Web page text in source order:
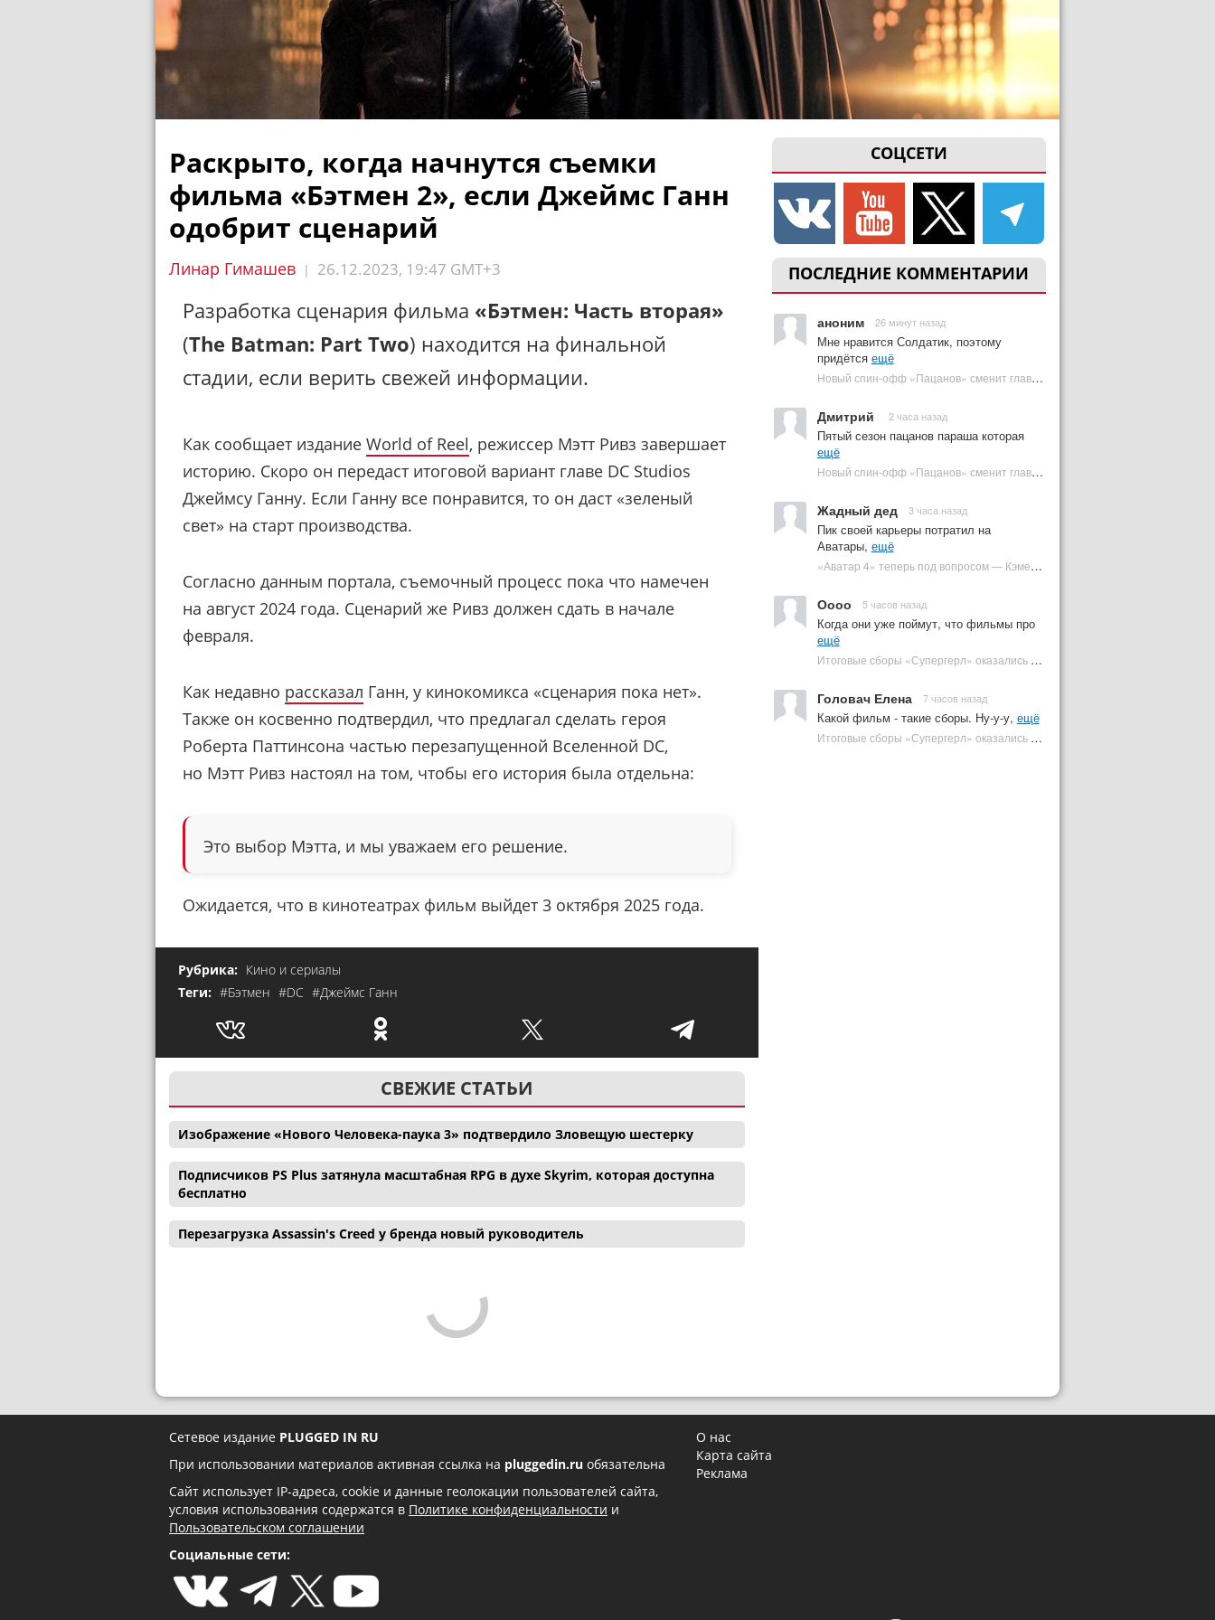
СОЦСЕТИ
ПОСЛЕДНИЕ КОММЕНТАРИИ
аноним 26 минут назад
Мне нравится Солдатик, поэтому
придётся ещё
Новый спин-офф «Пацанов» сменит главного героя | Plugged In Ru
Дмитрий 2 часа назад
Пятый сезон пацанов параша которая
ещё
Новый спин-офф «Пацанов» сменит главного героя | Plugged In Ru
Жадный дед 3 часа назад
Пик своей карьеры потратил на
Аватары, ещё
«Аватар 4» теперь под вопросом — Кэмерон решил отойти от продолжения | Plugged In Ru
Оооо 5 часов назад
Когда они уже поймут, что фильмы про
ещё
Итоговые сборы «Супергерл» оказались худшими для DC за два десятилетия | Plugged In Ru
Головач Елена 7 часов назад
Какой фильм - такие сборы. Ну-у-у, ещё
Итоговые сборы «Супергерл» оказались худшими для DC за два десятилетия | Plugged In Ru
Раскрыто, когда начнутся съемки
фильма «Бэтмен 2», если Джеймс Ганн
одобрит сценарий
Линар Гимашев | 26.12.2023, 19:47 GMT+3
Разработка сценария фильма «Бэтмен: Часть вторая»
(The Batman: Part Two) находится на финальной
стадии, если верить свежей информации.
Как сообщает издание World of Reel, режиссер Мэтт Ривз завершает
историю. Скоро он передаст итоговой вариант главе DC Studios
Джеймсу Ганну. Если Ганну все понравится, то он даст «зеленый
свет» на старт производства.
Согласно данным портала, съемочный процесс пока что намечен
на август 2024 года. Сценарий же Ривз должен сдать в начале
февраля.
Как недавно рассказал Ганн, у кинокомикса «сценария пока нет».
Также он косвенно подтвердил, что предлагал сделать героя
Роберта Паттинсона частью перезапущенной Вселенной DC,
но Мэтт Ривз настоял на том, чтобы его история была отдельна:
Это выбор Мэтта, и мы уважаем его решение.
Ожидается, что в кинотеатрах фильм выйдет 3 октября 2025 года.
Рубрика: Кино и сериалы
Теги: #Бэтмен #DC #Джеймс Ганн
СВЕЖИЕ СТАТЬИ
Изображение «Нового Человека-паука 3» подтвердило Зловещую шестерку
Подписчиков PS Plus затянула масштабная RPG в духе Skyrim, которая доступна
бесплатно
Перезагрузка Assassin's Creed у бренда новый руководитель
Сетевое издание PLUGGED IN RU
При использовании материалов активная ссылка на pluggedin.ru обязательна
Сайт использует IP-адреса, cookie и данные геолокации пользователей сайта,
условия использования содержатся в Политике конфиденциальности и
Пользовательском соглашении
Социальные сети:
О нас
Карта сайта
Реклама